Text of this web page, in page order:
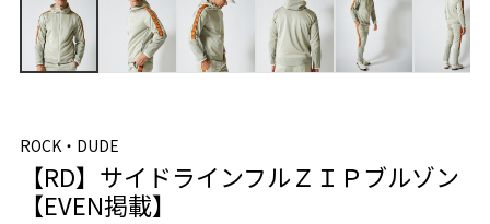
ROCK・DUDE
【RD】サイドラインフルＺＩＰブルゾン
【EVEN掲載】